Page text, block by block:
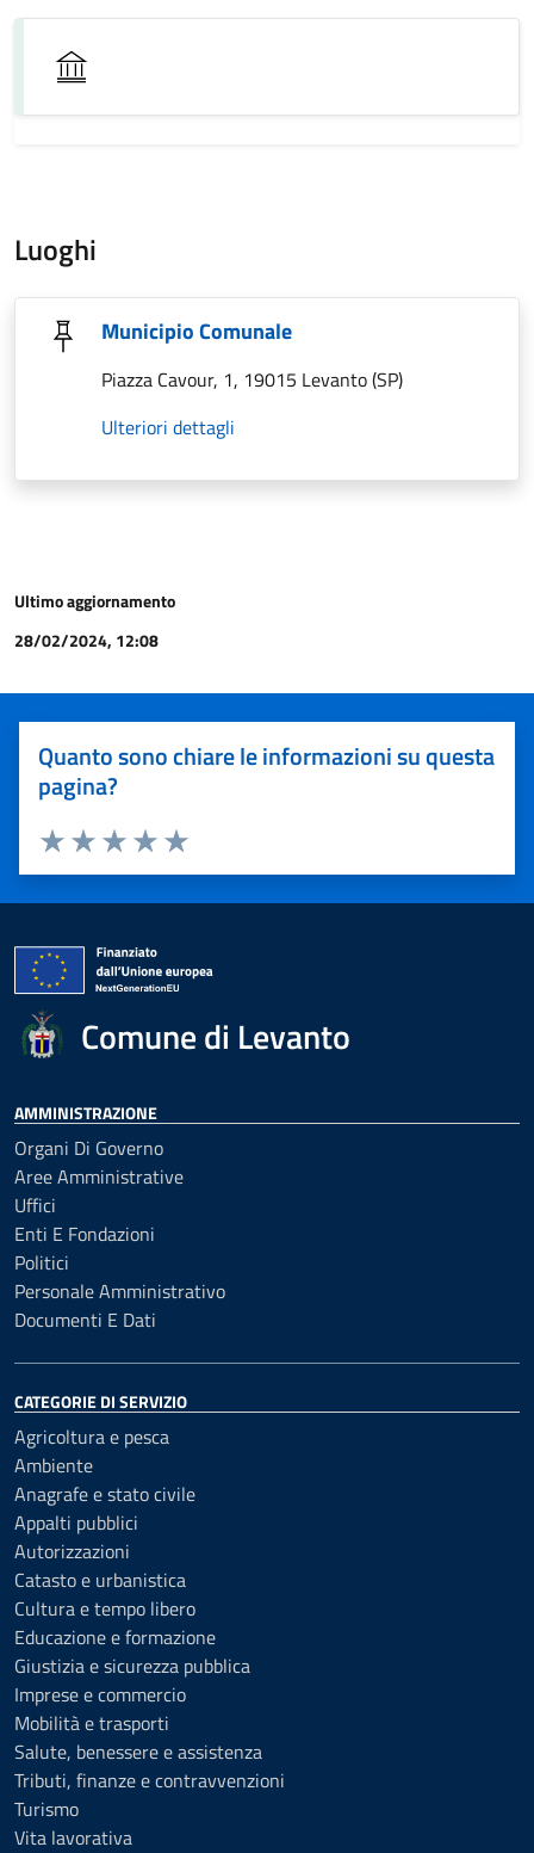
Luoghi
Municipio Comunale
Piazza Cavour, 1, 19015 Levanto (SP)
Ulteriori dettagli
Ultimo aggiornamento
28/02/2024, 12:08
Quanto sono chiare le informazioni su questa
pagina?
Valuta 5 stelle su 5
Valuta 4 stelle su 5
Valuta 3 stelle su 5
Valuta 2 stelle su 5
Valuta 1 stelle su 5
Comune di Levanto
AMMINISTRAZIONE
Organi Di Governo
Aree Amministrative
Uffici
Enti E Fondazioni
Politici
Personale Amministrativo
Documenti E Dati
CATEGORIE DI SERVIZIO
Agricoltura e pesca
Ambiente
Anagrafe e stato civile
Appalti pubblici
Autorizzazioni
Catasto e urbanistica
Cultura e tempo libero
Educazione e formazione
Giustizia e sicurezza pubblica
Imprese e commercio
Mobilità e trasporti
Salute, benessere e assistenza
Tributi, finanze e contravvenzioni
Turismo
Vita lavorativa